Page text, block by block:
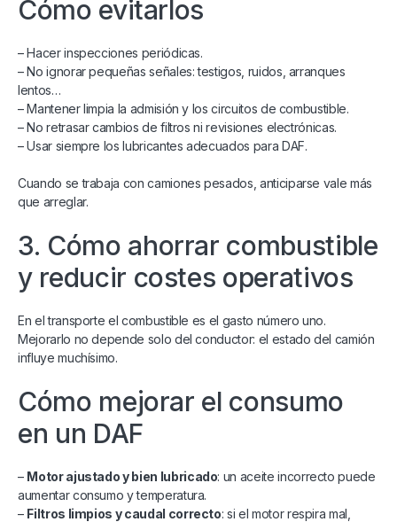
Cómo evitarlos
– Hacer inspecciones periódicas.
– No ignorar pequeñas señales: testigos, ruidos, arranques
lentos…
– Mantener limpia la admisión y los circuitos de combustible.
– No retrasar cambios de filtros ni revisiones electrónicas.
– Usar siempre los lubricantes adecuados para DAF.
Cuando se trabaja con camiones pesados, anticiparse vale más
que arreglar.
3. Cómo ahorrar combustible
y reducir costes operativos
En el transporte el combustible es el gasto número uno.
Mejorarlo no depende solo del conductor: el estado del camión
influye muchísimo.
Cómo mejorar el consumo
en un DAF
– Motor ajustado y bien lubricado: un aceite incorrecto puede
aumentar consumo y temperatura.
– Filtros limpios y caudal correcto: si el motor respira mal,